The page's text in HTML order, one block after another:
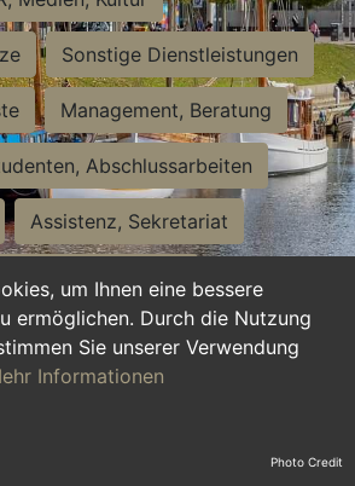
um Ihnen eine bessere
ermöglichen. Durch die Nutzung
Sie unserer Verwendung
Informationen
Sonstige Dienstleistungen
Management, Beratung
Abschlussarbeiten
Assistenz, Sekretariat
und Nebenjobs
Materialwirtschaft
duale Ausbildung
Photo Credit